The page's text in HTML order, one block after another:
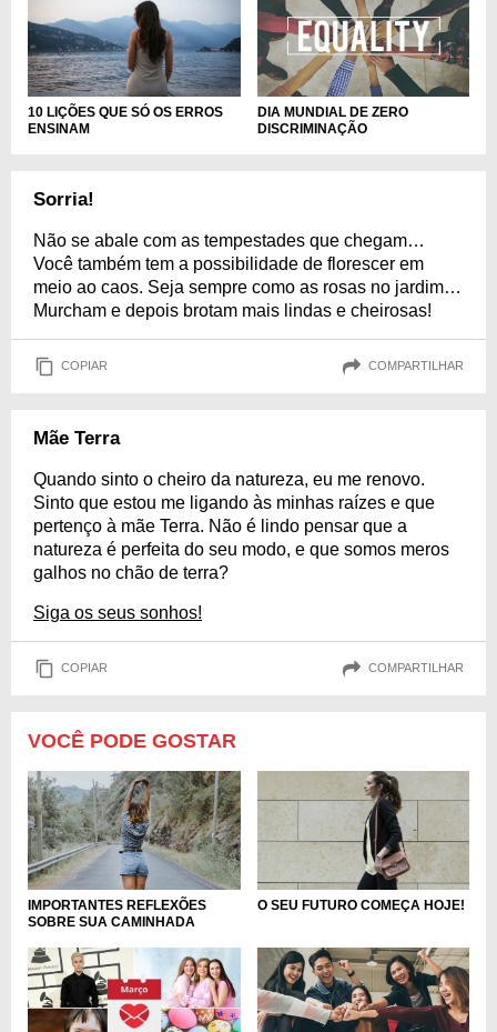
10 LIÇÕES QUE SÓ OS ERROS
ENSINAM
DIA MUNDIAL DE ZERO
DISCRIMINAÇÃO
Sorria!
Não se abale com as tempestades que chegam…
Você também tem a possibilidade de florescer em
meio ao caos. Seja sempre como as rosas no jardim…
Murcham e depois brotam mais lindas e cheirosas!
COPIAR COMPARTILHAR
Mãe Terra
Quando sinto o cheiro da natureza, eu me renovo.
Sinto que estou me ligando às minhas raízes e que
pertenço à mãe Terra. Não é lindo pensar que a
natureza é perfeita do seu modo, e que somos meros
galhos no chão de terra?
Siga os seus sonhos!
COPIAR COMPARTILHAR
VOCÊ PODE GOSTAR
IMPORTANTES REFLEXÕES
SOBRE SUA CAMINHADA
O SEU FUTURO COMEÇA HOJE!